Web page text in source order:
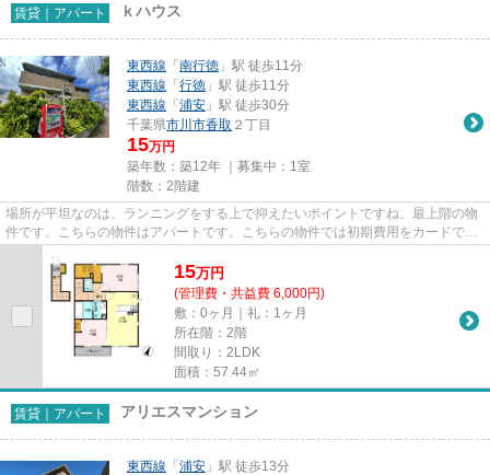
賃貸｜アパート ｋハウス
東西線 「 南行徳 」駅 徒歩11分
東西線 「 行徳 」駅 徒歩11分
東西線 「 浦安 」駅 徒歩30分
千葉県市川市香取 ２丁目
15万円
築年数：築12年 ｜募集中： 1室
階数：2階建
場所が平坦なのは、ランニングをする上で抑えたいポイントですね。最上階の物
件です。こちらの物件はアパートです。こちらの物件では初期費用をカードでお
15万円
(管理費・共益費 6,000円)
敷：0ヶ月｜礼：1ヶ月
所在階：2階
間取り：2LDK
面積：57.44㎡
賃貸｜アパート アリエスマンション
東西線 「 浦安 」駅 徒歩13分